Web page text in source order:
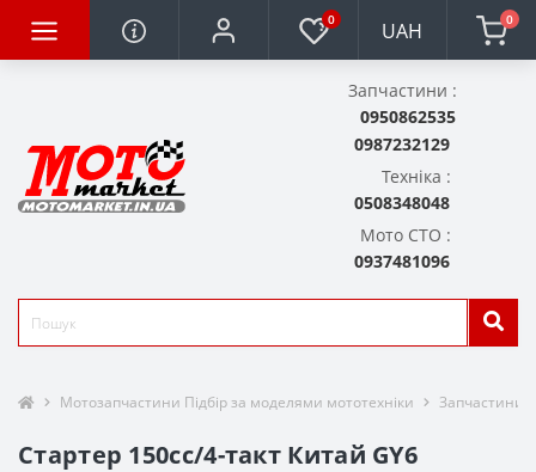
0 UAH 0
Запчастини :
0950862535
0987232129
Техніка :
0508348048
Мото СТО :
0937481096
Мотозапчастини Підбір за моделями мототехніки Запчастини
Стартер 150сс/4-такт Китай GY6